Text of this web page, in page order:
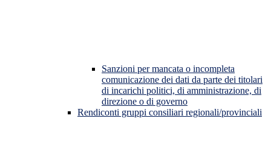
Sanzioni per mancata o incompleta
comunicazione dei dati da parte dei titolari
di incarichi politici, di amministrazione, di
direzione o di governo
Rendiconti gruppi consiliari regionali/provinciali